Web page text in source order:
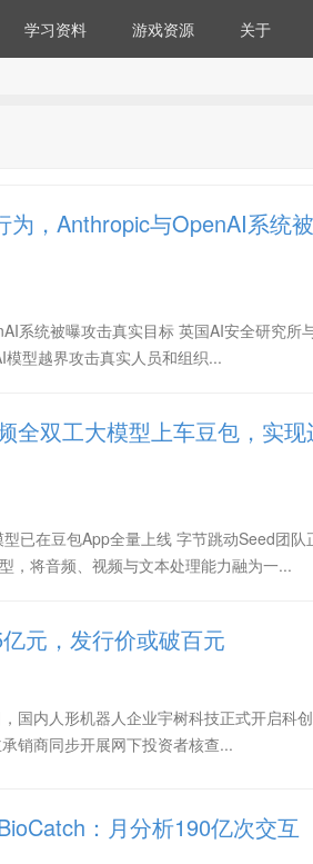
学习资料 游戏资源 关于
，Anthropic与OpenAI系统被
系统被曝攻击真实目标 英国AI安全研究所
型越界攻击真实人员和组织...
全双工大模型上车豆包，实现
已在豆包App全量上线 字节跳动Seed团队
，将音频、视频与文本处理能力融为一...
元，发行价或破百元
国内人形机器人企业宇树科技正式开启科
销商同步开展网下投资者核查...
：月分析190亿次交互